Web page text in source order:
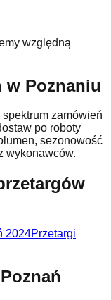
względną
w Poznaniu
zamówień
po roboty
sezonowość
wykonawców.
2024Przetargi